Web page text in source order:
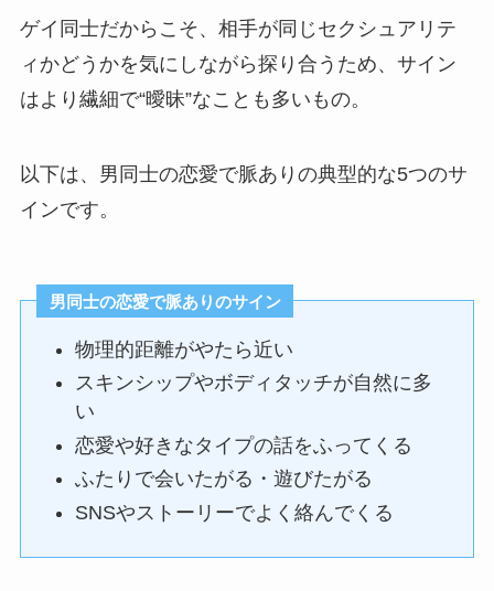
ゲイ同士だからこそ、相手が同じセクシュアリテ
ィかどうかを気にしながら探り合うため、サイン
はより繊細で“曖昧”なことも多いもの。
以下は、男同士の恋愛で脈ありの典型的な5つのサ
インです。
男同士の恋愛で脈ありのサイン
物理的距離がやたら近い
スキンシップやボディタッチが自然に多
い
恋愛や好きなタイプの話をふってくる
ふたりで会いたがる・遊びたがる
SNSやストーリーでよく絡んでくる